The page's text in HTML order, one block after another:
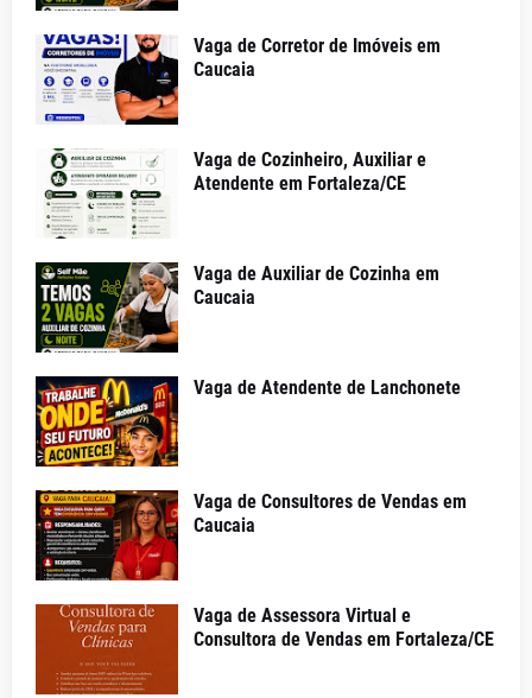
Vaga de Corretor de Imóveis em
Caucaia
Vaga de Cozinheiro, Auxiliar e
Atendente em Fortaleza/CE
Vaga de Auxiliar de Cozinha em
Caucaia
Vaga de Atendente de Lanchonete
Vaga de Consultores de Vendas em
Caucaia
Vaga de Assessora Virtual e
Consultora de Vendas em Fortaleza/CE